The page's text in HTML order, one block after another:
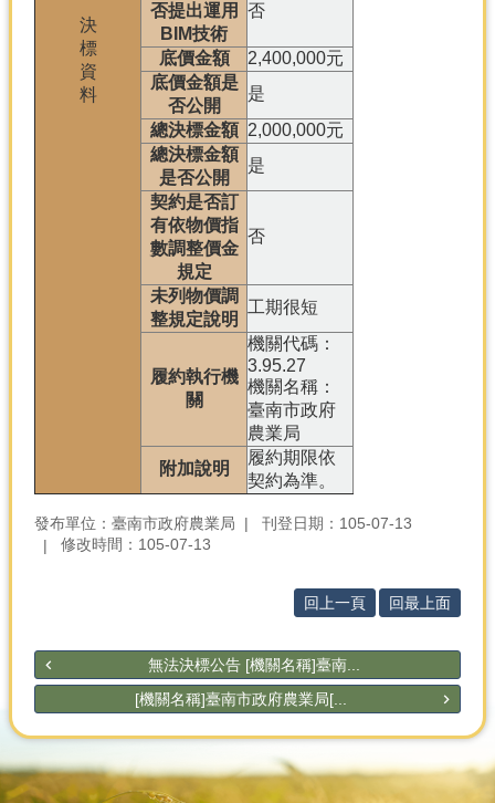
決
標
資
料
否提出運用
BIM技術
否
底價金額
2,400,000元
底價金額是
否公開
是
總決標金額 2,000,000元
總決標金額
是否公開
是
契約是否訂
有依物價指
數調整價金
規定
否
未列物價調
整規定說明
工期很短
履約執行機
關
機關代碼：
3.95.27
機關名稱：
臺南市政府
農業局
附加說明
履約期限依
契約為準。
發布單位：臺南市政府農業局
刊登日期：105-07-13
修改時間：105-07-13
回上一頁 回最上面
無法決標公告 [機關名稱]臺南...
[機關名稱]臺南市政府農業局[...